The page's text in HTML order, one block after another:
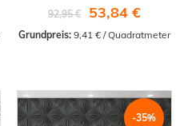
92,95 €
53,84 €
Grundpreis: 9,41 € / Quadratmeter
-35%